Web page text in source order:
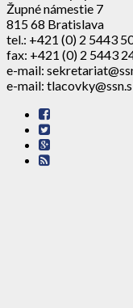
Župné námestie 7
815 68 Bratislava
tel.: +421 (0) 2 5443
fax: +421 (0) 2 5443
e-mail:
e-mail: